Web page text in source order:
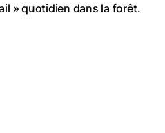
» quotidien dans la forêt.